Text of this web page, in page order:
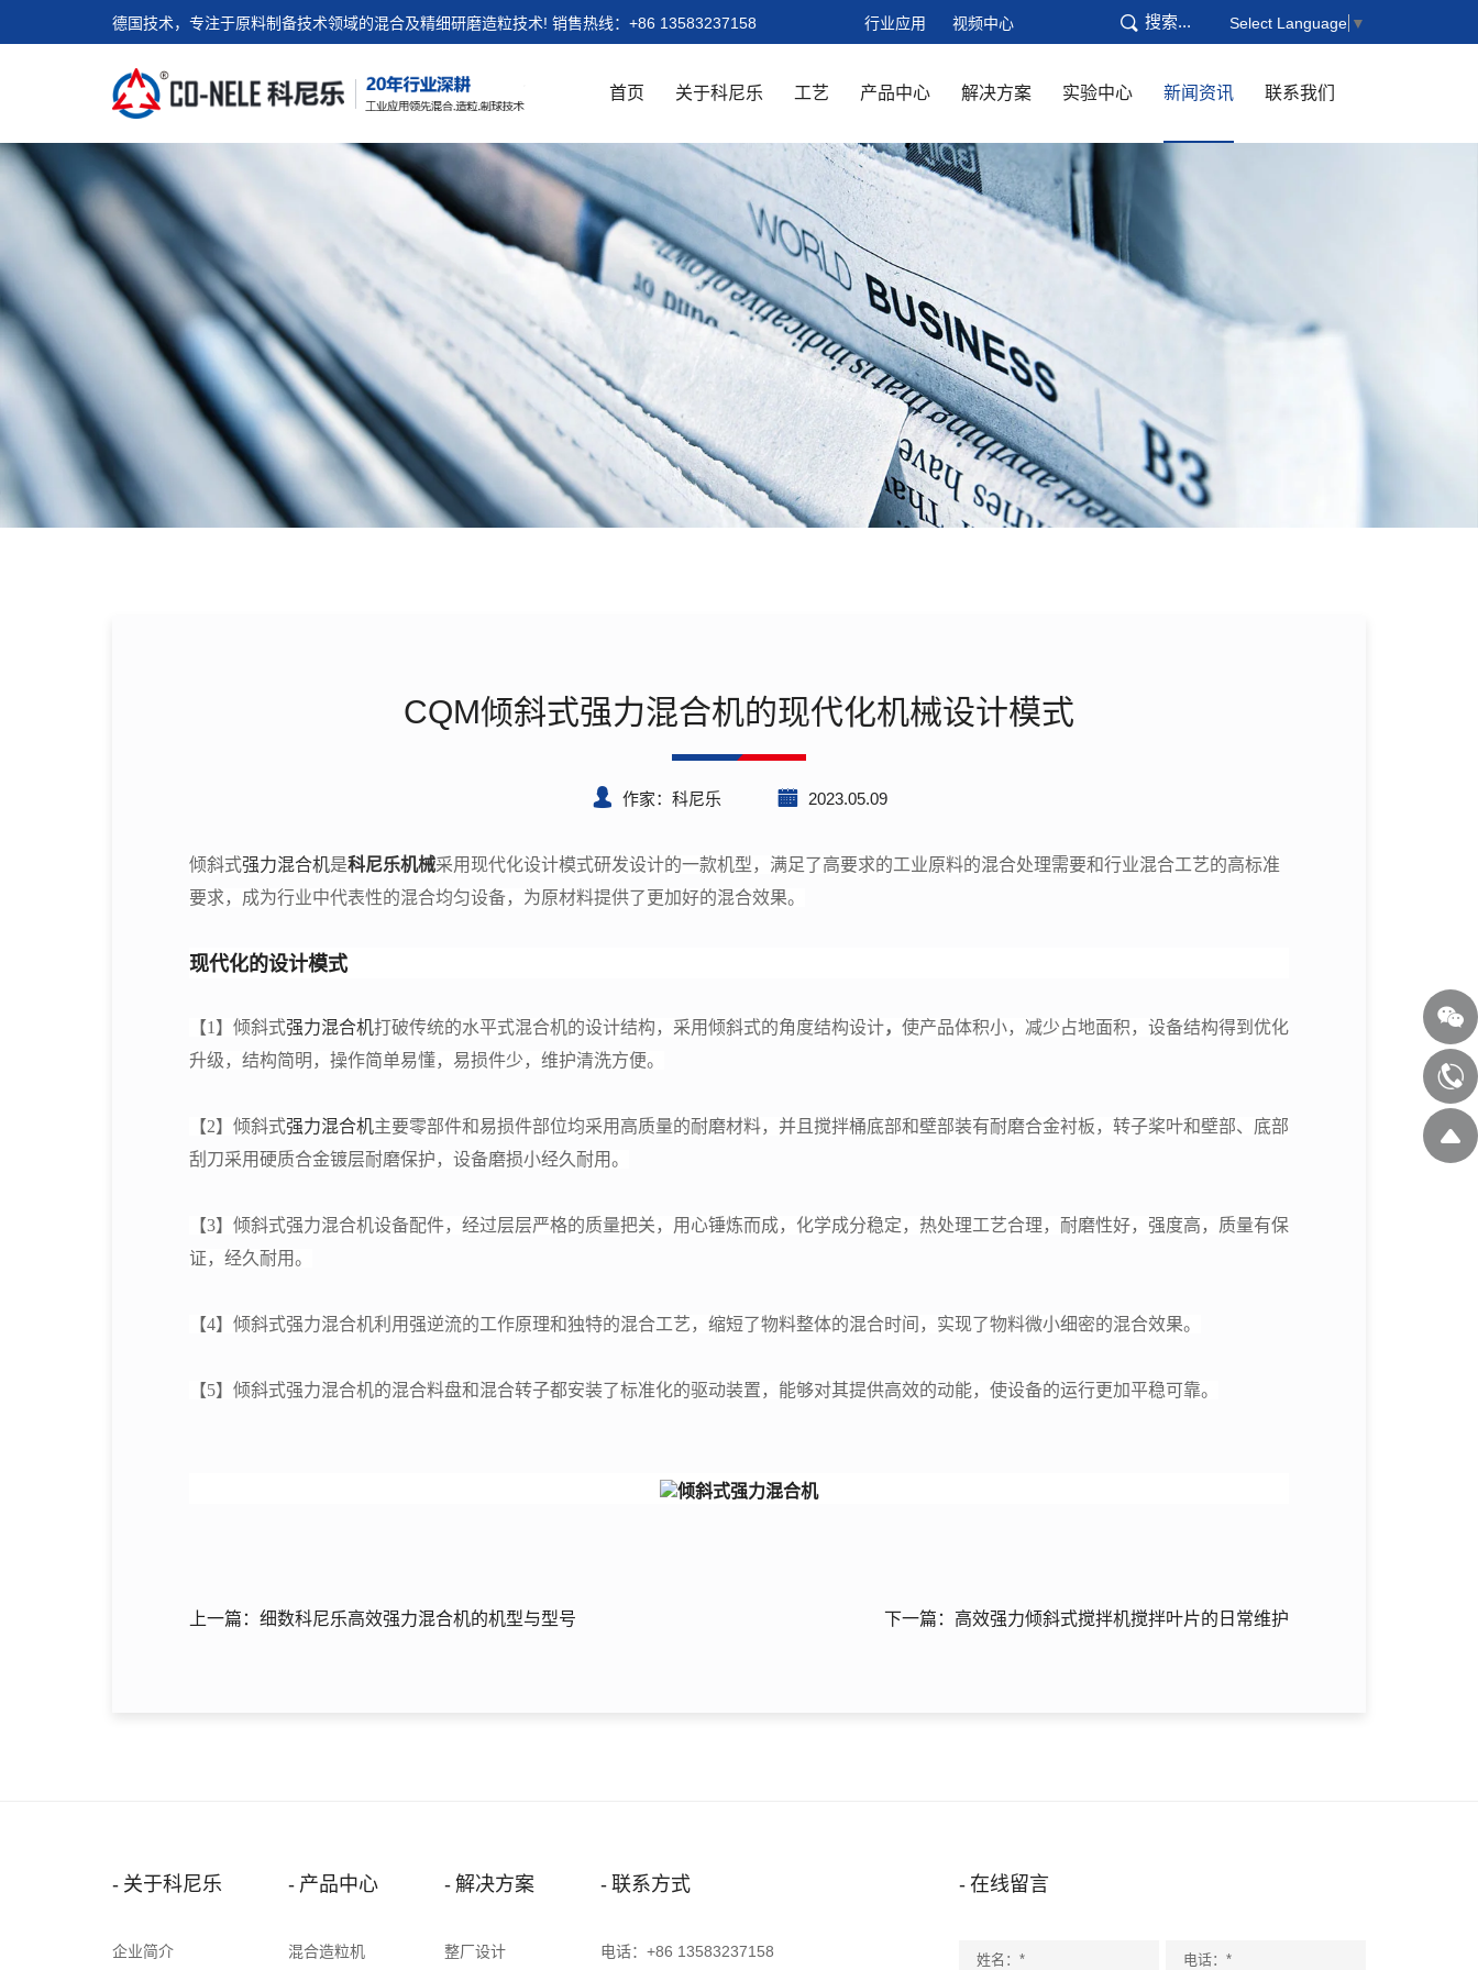
德国技术，专注于原料制备技术领域的混合及精细研磨造粒技术! 销售热线： +86 13583237158 行业应用 视频中心 搜索... Select Language ▼
首页 关于科尼乐 工艺 产品中心 解决方案 实验中心 新闻资讯 联系我们
CQM倾斜式强力混合机的现代化机械设计模式
作家：科尼乐 2023.05.09
倾斜式强力混合机是科尼乐机械采用现代化设计模式研发设计的一款机型，满足了高要求的工业原料的混合处理需要和行业混合工艺的高标准
要求，成为行业中代表性的混合均匀设备，为原材料提供了更加好的混合效果。
现代化的设计模式
【1】倾斜式强力混合机打破传统的水平式混合机的设计结构，采用倾斜式的角度结构设计， 使产品体积小，减少占地面积，设备结构得到优化
升级，结构简明，操作简单易懂，易损件少，维护清洗方便。
【2】倾斜式强力混合机主要零部件和易损件部位均采用高质量的耐磨材料，并且搅拌桶底部和壁部装有耐磨合金衬板，转子桨叶和壁部、底部
刮刀采用硬质合金镀层耐磨保护，设备磨损小经久耐用。
【3】倾斜式强力混合机设备配件， 经过层层严格的质量把关，用心锤炼而成， 化学成分稳定，热处理工艺合理，耐磨性好，强度高，质量有保
证 ，经久耐用。
【4】倾斜式强力混合机利用强逆流的工作原理和独特的混合工艺，缩短了物料整体的混合时间，实现了物料微小细密的混合效果。
【5】倾斜式强力混合机的混合料盘和混合转子都安装了标准化的驱动装置，能够对其提供高效的动能，使设备的运行更加平稳可靠。
上一篇：细数科尼乐高效强力混合机的机型与型号 下一篇：高效强力倾斜式搅拌机搅拌叶片的日常维护
关于科尼乐
企业简介
产品中心
混合造粒机
解决方案
整厂设计
联系方式
电话： +86 13583237158
在线留言